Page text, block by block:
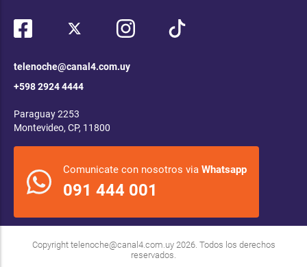
telenoche@canal4.com.uy
+598 2924 4444
Paraguay 2253
Montevideo, CP, 11800
Comunicate con nosotros via Whatsapp
091 444 001
Copyright telenoche@canal4.com.uy2026. Todos los derechos
reservados.